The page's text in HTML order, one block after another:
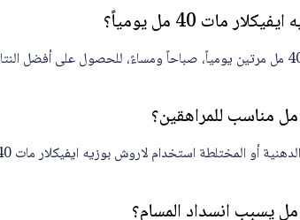
40 مل يومياً؟
يُنصح باستخدام لاروش بوزيه ايفيكلار مات 40 مل مرتين يومياً، صباحاً ومساءً،